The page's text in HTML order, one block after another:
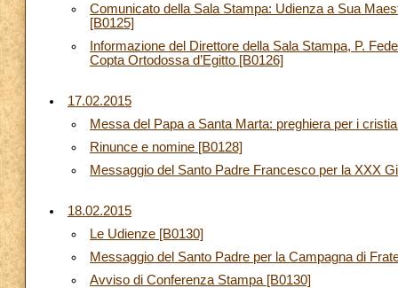
Comunicato della Sala Stampa: Udienza a Sua
[B0125]
Informazione del Direttore della Sala Stampa, P.
Copta Ortodossa d’Egitto [B0126]
17.02.2015
Messa del Papa a Santa Marta: preghiera per i
Rinunce e nomine [B0128]
Messaggio del Santo Padre Francesco per la XXX
18.02.2015
Le Udienze [B0130]
Messaggio del Santo Padre per la Campagna di
Avviso di Conferenza Stampa [B0130]